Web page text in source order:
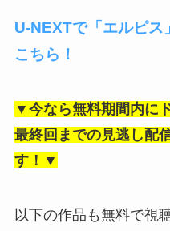
U-NEXTで「エルピス
こちら！
▼今なら無料期間内に
最終回までの見逃し配
す！▼
以下の作品も無料で視